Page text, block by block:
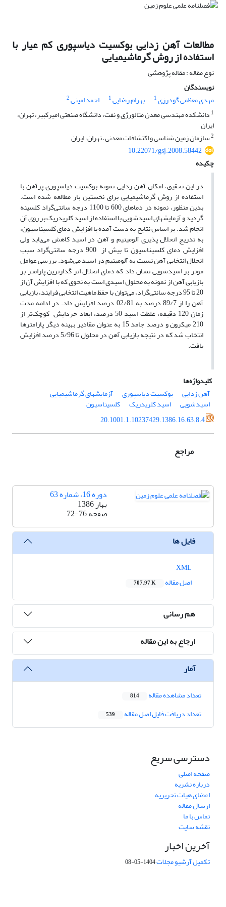
مطالعات آهن زدایی بوکسیت دیاسپوری کم عیار با
استفاده از روش گرماشیمیایی
نوع مقاله : مقاله پژوهشی
نویسندگان
مهدی معظمی گودرزی1 بهرام رضایی1 احمد امینی2
1 دانشکده مهندسی معدن متالورژی و نفت، دانشگاه صنعتی امیر‌کبیر، تهران،
ایران
2سازمان زمین شناسی و اکتشافات معدنی، تهران، ایران
10.22071/gsj.2008.58442
چکیده
در این تحقیق، امکان آهن زدایی نمونه بوکسیت دیاسپوری پرآهن با
استفاده از روش گرماشیمیایی برای نخستین بار مطالعه شده است.
بدین منظور، نمونه در دماهای 600 تا 1100 درجه سانتی‌گراد کلسینه
گردید و آزمایشهای اسیدشویی با استفاده از اسید کلریدریک بر روی آن
انجام شد. بر اساس نتایج به دست آمده با افزایش دمای کلسیناسیون،
به تدریج انحلال پذیری آلومینیم و آهن در اسید کاهش می‌یابد ولی
افزایش دمای کلسیناسیون تا بیش از 900 درجه سانتی‌گراد سبب
انحلال انتخابی آهن نسبت به آلومینیم در اسید می‌شود. بررسی عوامل
موثر بر اسیدشویی نشان داد که دمای انحلال اثر گذارترین پارامتر بر
بازیابی آهن از نمونه به محلول اسیدی است به نحوی که با افزایش آن از
20 تا 95 درجه سانتی‌گراد، می‌توان با حفظ ماهیت انتخابی فرایند، بازیابی
آهن را از 89/7 درصد به 02/81 درصد افزایش داد. در ادامه مدت
زمان 120 دقیقه، غلظت اسید 50 درصد، ابعاد خردایش کوچک‌تر از
210 میکرون و درصد جامد 15 به عنوان مقادیر بهینه دیگر پارامترها
انتخاب شد که در نتیجه بازیابی آهن در محلول تا 5/96 درصد افزایش
یافت.
کلیدواژه‌ها
آهن زدایی
بوکسیت دیاسپوری آزمایشهای گرماشیمیایی
اسیدشویی اسید کلریدریک
کلسیناسیون
20.1001.1.10237429.1386.16.63.8.4
مراجع
دوره 16، شماره 63
بهار 1386
صفحه72-76
فایل ها
اصل مقاله
707.97 K
هم رسانی
ارجاع به این مقاله
آمار
تعداد مشاهده مقاله 814
تعداد دریافت فایل اصل مقاله 539
دسترسی سریع
صفحه اصلی
درباره نشریه
اعضای هیات تحریریه
ارسال مقاله
تماس با ما
نقشه سایت
آخرین اخبار
تکمیل آرشیو مجلات1404-05-08